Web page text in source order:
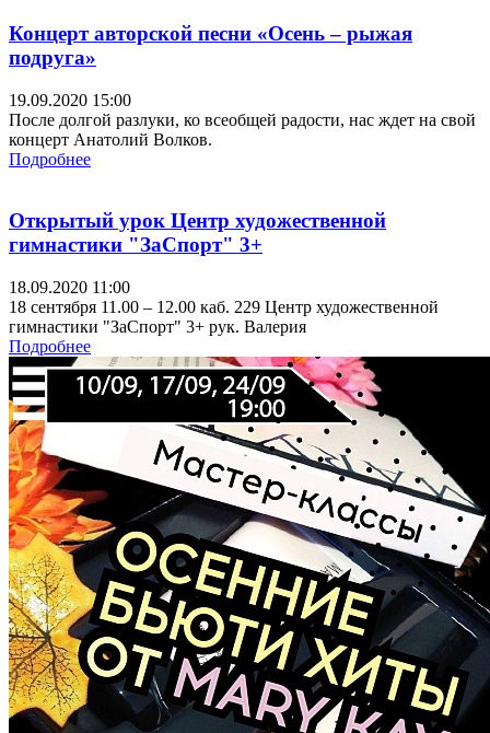
Концерт авторской песни «Осень – рыжая
подруга»
19.09.2020 15:00
После долгой разлуки, ко всеобщей радости, нас ждет на свой
концерт Анатолий Волков.
Подробнее
Открытый урок Центр художественной
гимнастики "ЗаСпорт" 3+
18.09.2020 11:00
18 сентября 11.00 – 12.00 каб. 229 Центр художественной
гимнастики "ЗаСпорт" 3+ рук. Валерия
Подробнее